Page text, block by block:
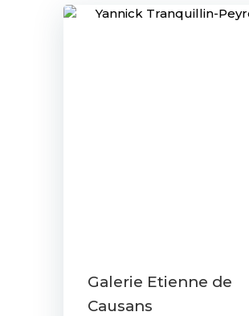
Galerie Etienne de
Causans